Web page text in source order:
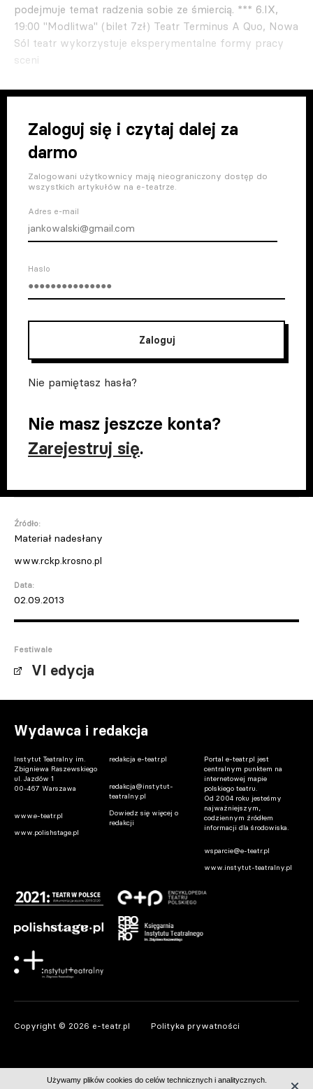
podejmuje temat radzenia sobie ze śmiercią. *** 6.IX,
19:00 "Modlitwa" (bilet 7zł) Teatr Terminus A Quo, Nowa
Sól teatr wykorzystuje eksperymentalne formy pracy
sceni
Zaloguj się i czytaj dalej za
darmo
Zalogowani użytkownicy mają nieograniczony dostęp do
wszystkich artykułów na e-teatrze.
Adres e-mail
Haslo
Zaloguj
Nie pamiętasz hasła?
Nie masz jeszcze konta?
Zarejestruj się.
Źródło:
Materiał nadesłany
www.rckp.krosno.pl
Data:
02.09.2013
Festiwale
VI edycja
Wydawca i redakcja
Instytut Teatralny im.
Zbigniewa Raszewskiego
ul. Jazdów 1
00-467 Warszawa
www.e-teatr.pl
www.polishstage.pl
redakcja e-teatr.pl
redakcja@instytut-
teatralny.pl
Dowiedz się więcej o
redakcji
Portal e-teatr.pl jest
centralnym punktem na
internetowej mapie
polskiego teatru.
Od 2004 roku jesteśmy
najważniejszym,
codziennym źródłem
informacji dla środowiska.
wsparcie@e-teatr.pl
www.instytut-teatralny.pl
Copyright © 2026 e-teatr.pl Polityka prywatności
Używamy plików cookies do celów technicznych i analitycznych.